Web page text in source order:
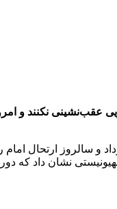
عقب‌نشینی نکنند و
پایگاه خبری شباویز به نقل از خبر گزاری فارس،محمدباقر قالیباف،
نشان داد که